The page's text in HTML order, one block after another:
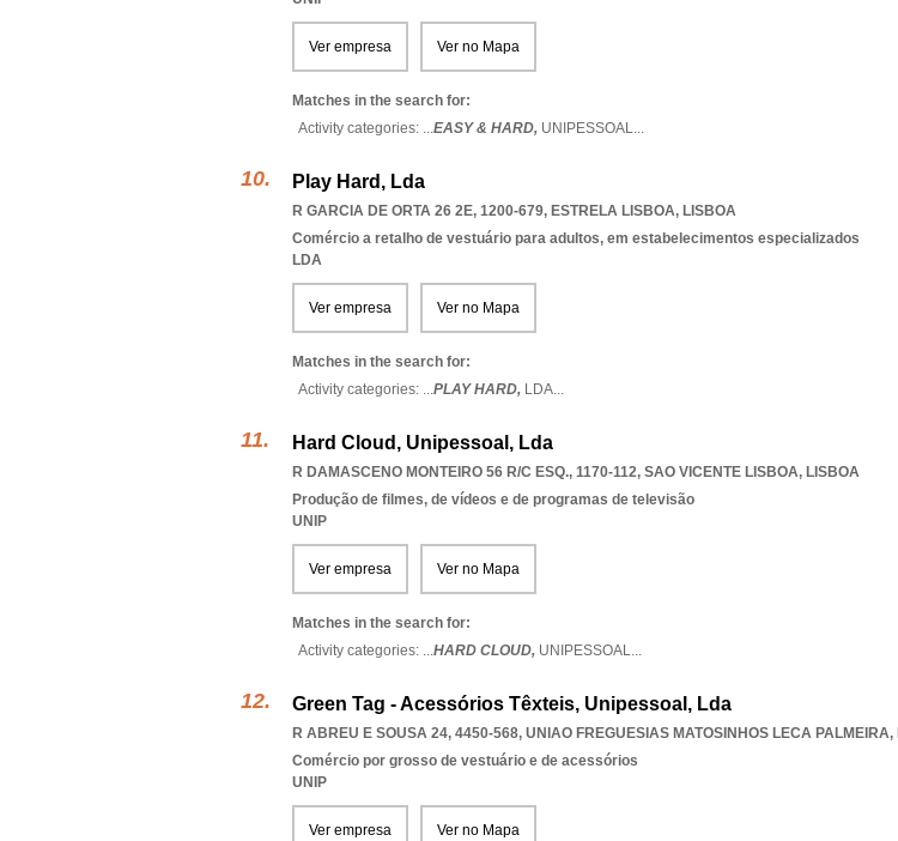
Ver empresa Ver no Mapa
Matches in the search for:
Activity categories: ...EASY & HARD, UNIPESSOAL...
Play Hard, Lda
R GARCIA DE ORTA 26 2E, 1200-679, ESTRELA LISBOA, LISBOA
Comércio a retalho de vestuário para adultos, em estabelecimentos especializados
LDA
Ver empresa Ver no Mapa
Matches in the search for:
Activity categories: ...PLAY HARD, LDA...
Hard Cloud, Unipessoal, Lda
R DAMASCENO MONTEIRO 56 R/C ESQ., 1170-112, SAO VICENTE LISBOA, LISBOA
Produção de filmes, de vídeos e de programas de televisão
UNIP
Ver empresa Ver no Mapa
Matches in the search for:
Activity categories: ...HARD CLOUD, UNIPESSOAL...
Green Tag - Acessórios Têxteis, Unipessoal, Lda
R ABREU E SOUSA 24, 4450-568, UNIAO FREGUESIAS MATOSINHOS LECA PALMEIRA,
Comércio por grosso de vestuário e de acessórios
UNIP
Ver empresa Ver no Mapa